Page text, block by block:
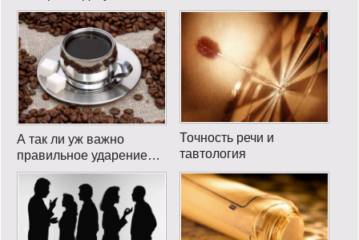
А так ли уж важно
правильное ударение…
Точность речи и
тавтология